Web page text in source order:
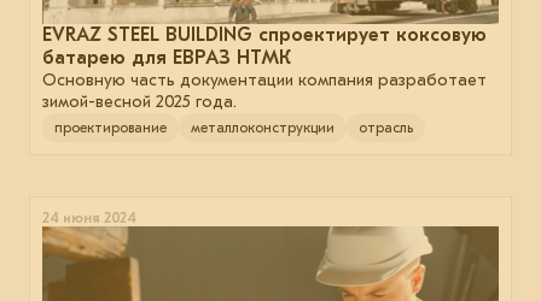
EVRAZ STEEL BUILDING спроектирует коксовую
батарею для ЕВРАЗ НТМК
Основную часть документации компания разработает
зимой-весной 2025 года.
проектирование металлоконструкции отрасль
24 июня 2024